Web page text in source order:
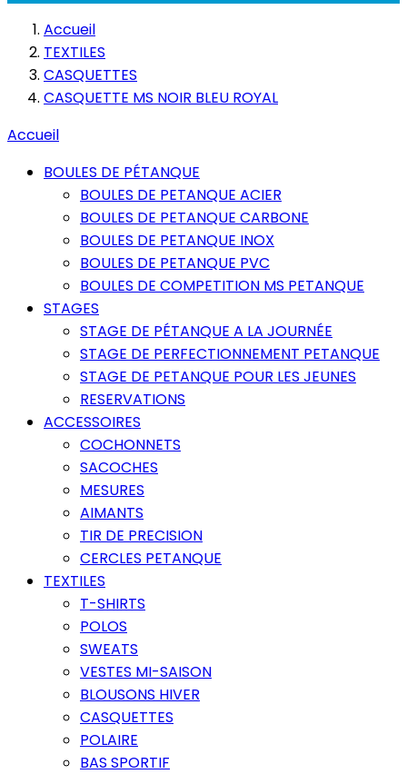
Accueil
TEXTILES
CASQUETTES
CASQUETTE MS NOIR BLEU ROYAL
Accueil
BOULES DE PÉTANQUE
BOULES DE PETANQUE ACIER
BOULES DE PETANQUE CARBONE
BOULES DE PETANQUE INOX
BOULES DE PETANQUE PVC
BOULES DE COMPETITION MS PETANQUE
STAGES
STAGE DE PÉTANQUE A LA JOURNÉE
STAGE DE PERFECTIONNEMENT PETANQUE
STAGE DE PETANQUE POUR LES JEUNES
RESERVATIONS
ACCESSOIRES
COCHONNETS
SACOCHES
MESURES
AIMANTS
TIR DE PRECISION
CERCLES PETANQUE
TEXTILES
T-SHIRTS
POLOS
SWEATS
VESTES MI-SAISON
BLOUSONS HIVER
CASQUETTES
POLAIRE
BAS SPORTIF